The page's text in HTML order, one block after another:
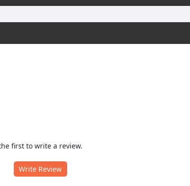
first to write a review.
Write Review